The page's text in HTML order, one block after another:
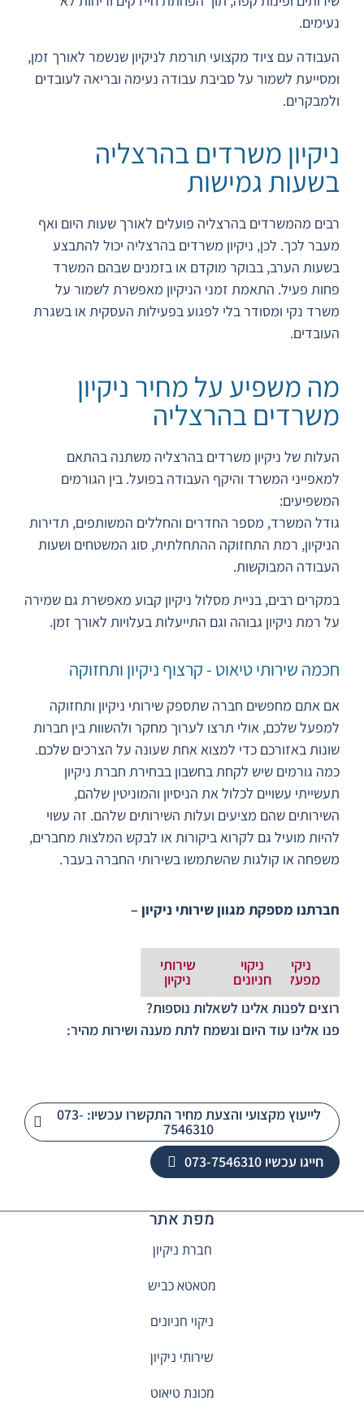
נעימים.
העבודה עם ציוד מקצועי תורמת לניקיון שנשמר לאורך זמן,
ומסייעת לשמור על סביבת עבודה נעימה ובריאה לעובדים
ולמבקרים.
ניקיון משרדים בהרצליה
בשעות גמישות
רבים מהמשרדים בהרצליה פועלים לאורך שעות היום ואף
מעבר לכך. לכן, ניקיון משרדים בהרצליה יכול להתבצע
בשעות הערב, בבוקר מוקדם או בזמנים שבהם המשרד
פחות פעיל. התאמת זמני הניקיון מאפשרת לשמור על
משרד נקי ומסודר בלי לפגוע בפעילות העסקית או בשגרת
העובדים.
מה משפיע על מחיר ניקיון
משרדים בהרצליה
העלות של ניקיון משרדים בהרצליה משתנה בהתאם
למאפייני המשרד והיקף העבודה בפועל. בין הגורמים
המשפיעים:
גודל המשרד, מספר החדרים והחללים המשותפים, תדירות
הניקיון, רמת התחזוקה ההתחלתית, סוג המשטחים ושעות
העבודה המבוקשות.
במקרים רבים, בניית מסלול ניקיון קבוע מאפשרת גם שמירה
על רמת ניקיון גבוהה וגם התייעלות בעלויות לאורך זמן.
חכמה שירותי טיאוט - קרצוף ניקיון ותחזוקה
אם אתם מחפשים חברה שתספק שירותי ניקיון ותחזוקה
למפעל שלכם, אולי תרצו לערוך מחקר ולהשוות בין חברות
שונות באזורכם כדי למצוא אחת שעונה על הצרכים שלכם.
כמה גורמים שיש לקחת בחשבון בבחירת חברת ניקיון
תעשייתי עשויים לכלול את הניסיון והמוניטין שלהם,
השירותים שהם מציעים ועלות השירותים שלהם. זה עשוי
להיות מועיל גם לקרוא ביקורות או לבקש המלצות מחברים,
משפחה או קולגות שהשתמשו בשירותי החברה בעבר.
חברתנו מספקת מגוון שירותי ניקיון –
ניקיון
מפעלים
ניקוי
חניונים
שירותי
ניקיון
רוצים לפנות אלינו לשאלות נוספות?
פנו אלינו עוד היום ונשמח לתת מענה ושירות מהיר:
לייעוץ מקצועי והצעת מחיר התקשרו עכשיו: 073-
7546310
חייגו עכשיו 073-7546310
מפת אתר
חברת ניקיון
מטאטא כביש
ניקוי חניונים
שירותי ניקיון
מכונת טיאוט